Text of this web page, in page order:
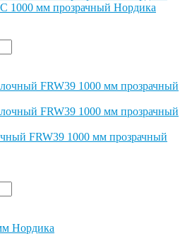
1000 мм прозрачный Нордика
FRW39 1000 мм прозрачный